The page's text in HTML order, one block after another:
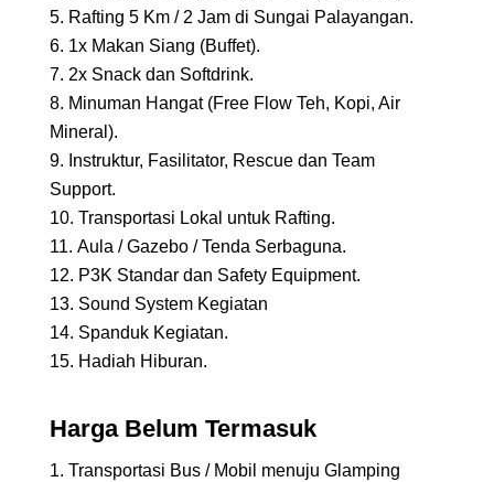
Rafting 5 Km / 2 Jam di Sungai Palayangan.
1x Makan Siang (Buffet).
2x Snack dan Softdrink.
Minuman Hangat (Free Flow Teh, Kopi, Air
Mineral).
Instruktur, Fasilitator, Rescue dan Team
Support.
Transportasi Lokal untuk Rafting.
Aula / Gazebo / Tenda Serbaguna.
P3K Standar dan Safety Equipment.
Sound System Kegiatan
Spanduk Kegiatan.
Hadiah Hiburan.
Harga Belum Termasuk
Transportasi Bus / Mobil menuju Glamping